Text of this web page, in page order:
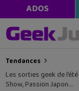
ADOS
Tendances
Les sorties geek de
Show, Passion Japon…